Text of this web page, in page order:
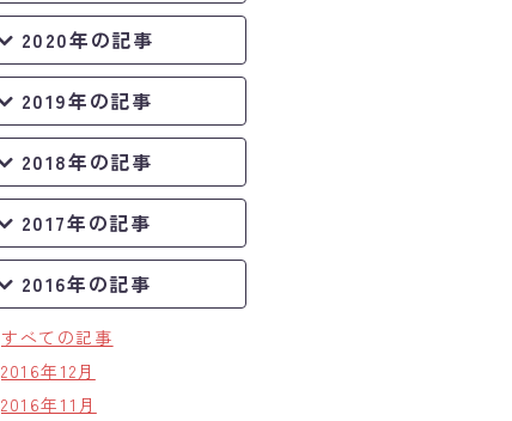
2020年の記事
2019年の記事
2018年の記事
2017年の記事
2016年の記事
すべての記事
2016年12月
2016年11月